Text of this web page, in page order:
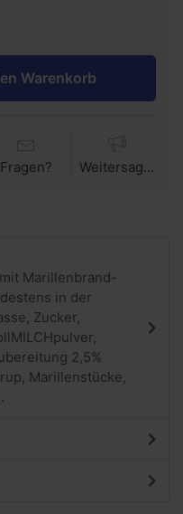
Warenkorb
Fragen? Weitersagen
Marillenbrand-
in der
Zucker,
2,5%
Marillenstücke,